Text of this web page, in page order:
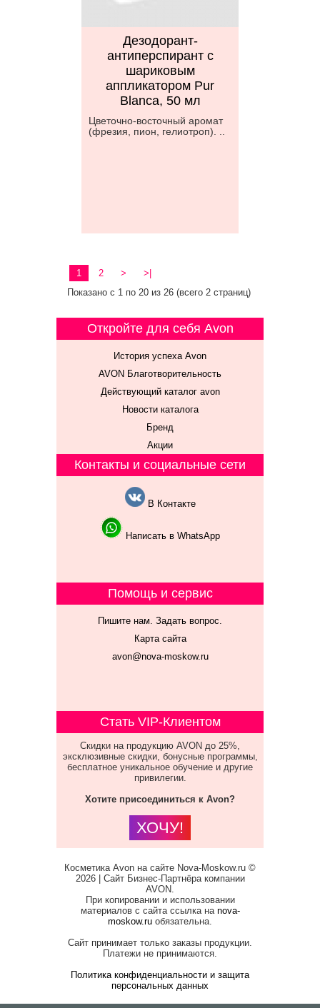
Дезодорант-
антиперспирант с
шариковым
аппликатором Pur
Blanca, 50 мл
Цветочно-восточный аромат
(фрезия, пион, гелиотроп). ..
1 2 >
>|
Показано с 1 по 20 из 26 (всего 2 страниц)
Откройте для себя Avon
История успеха Avon
AVON Благотворительность
Действующий каталог avon
Новости каталога
Бренд
Акции
Контакты и социальные сети
В Контакте
Написать в WhatsApp
Помощь и сервис
Пишите нам. Задать вопрос.
Карта сайта
avon@nova-moskow.ru
Стать VIP-Клиентом
Скидки на продукцию AVON до 25%,
эксклюзивные скидки, бонусные программы,
бесплатное уникальное обучение и другие
привилегии.
Хотите присоединиться к Avon?
ХОЧУ!
Косметика Avon на сайте Nova-Moskow.ru ©
2026 | Сайт Бизнес-Партнёра компании
AVON.
При копировании и использовании
материалов с сайта ссылка на nova-
moskow.ru обязательна.
Сайт принимает только заказы продукции.
Платежи не принимаются.
Политика конфиденциальности и защита
персональных данных